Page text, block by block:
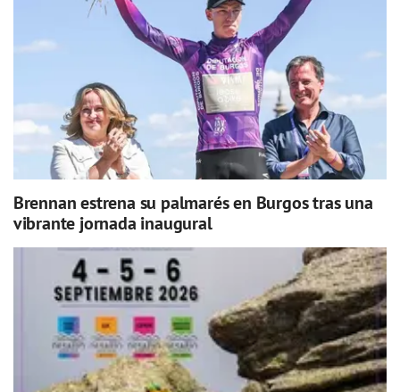
Brennan estrena su palmarés en Burgos tras una
vibrante jornada inaugural